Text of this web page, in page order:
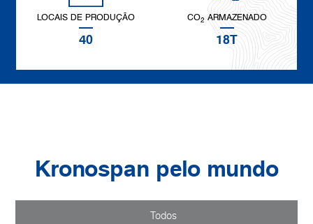
LOCAIS DE PRODUÇÃO
40
CO2 ARMAZENADO
18T
Kronospan pelo mundo
Todos